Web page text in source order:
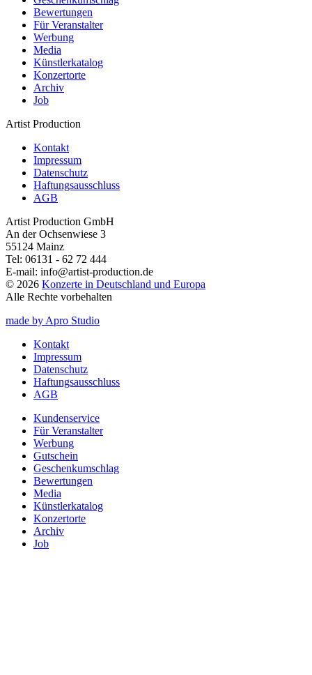
Bewertungen
Für Veranstalter
Werbung
Media
Künstlerkatalog
Konzertorte
Archiv
Job
Artist Production
Kontakt
Impressum
Datenschutz
Haftungsausschluss
AGB
Artist Production GmbH
An der Ochsenwiese 3
55124 Mainz
Tel: 06131 - 62 72 444
E-mail: info@artist-production.de
© 2026 Konzerte in Deutschland und Europa
Alle Rechte vorbehalten
made by Apro Studio
Kontakt
Impressum
Datenschutz
Haftungsausschluss
AGB
Kundenservice
Für Veranstalter
Werbung
Gutschein
Geschenkumschlag
Bewertungen
Media
Künstlerkatalog
Konzertorte
Archiv
Job